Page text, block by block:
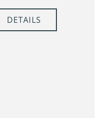
DETAILS